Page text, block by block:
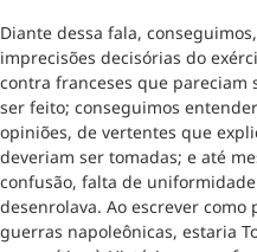
Diante dessa fala,
imprecisões decisórias do
contra franceses que pareciam
ser feito; conseguimos
opiniões, de vertentes que
deveriam ser tomadas; e até
confusão, falta de
desenrolava. Ao escrever
guerras napoleônicas, estaria